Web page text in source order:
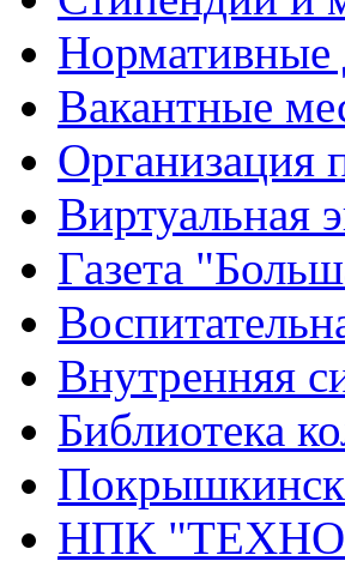
Нормативные
Вакантные
Организация
Виртуальная
Газета
Внутренняя
Библиотека
НПК